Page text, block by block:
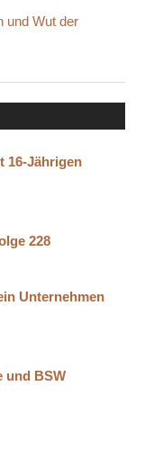
und Wut der
16-Jährigen
228
Unternehmen
und BSW